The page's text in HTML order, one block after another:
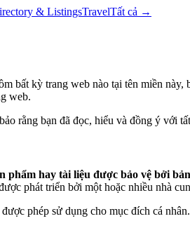
& ListingsTravelTất cả →
kỳ trang web nào tại tên miền
web.
rằng bạn đã đọc, hiểu và đồng ý với
hay tài liệu được bảo vệ bởi
phát triển bởi một hoặc nhiều nhà
phép sử dụng cho mục đích cá